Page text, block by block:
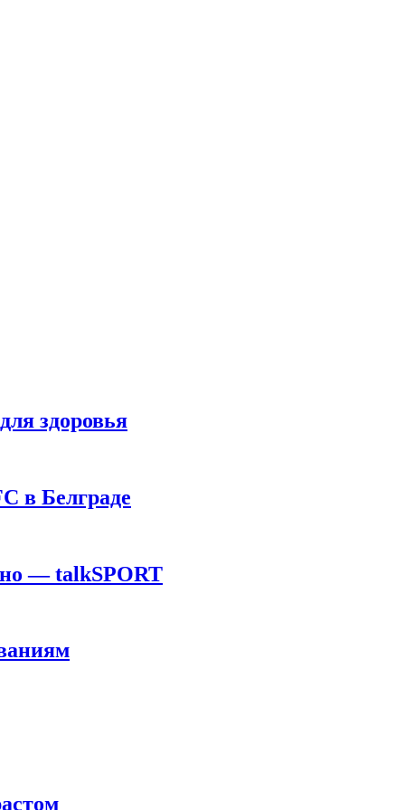
здоровья
в Белграде
— talkSPORT